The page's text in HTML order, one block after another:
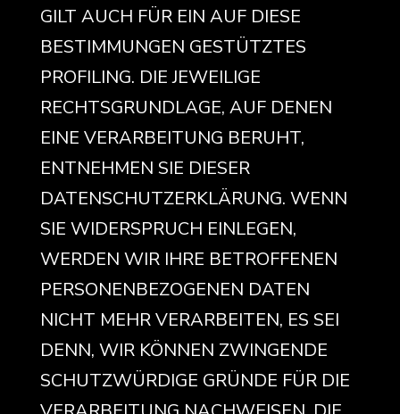
GILT AUCH FÜR EIN AUF DIESE
BESTIMMUNGEN GESTÜTZTES
PROFILING. DIE JEWEILIGE
RECHTSGRUNDLAGE, AUF DENEN
EINE VERARBEITUNG BERUHT,
ENTNEHMEN SIE DIESER
DATENSCHUTZERKLÄRUNG. WENN
SIE WIDERSPRUCH EINLEGEN,
WERDEN WIR IHRE BETROFFENEN
PERSONENBEZOGENEN DATEN
NICHT MEHR VERARBEITEN, ES SEI
DENN, WIR KÖNNEN ZWINGENDE
SCHUTZWÜRDIGE GRÜNDE FÜR DIE